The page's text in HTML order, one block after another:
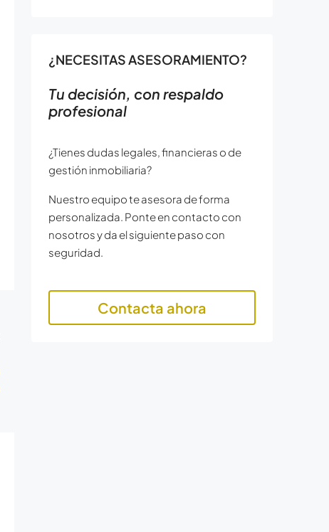
¿NECESITAS ASESORAMIENTO?
Tu decisión, con respaldo
profesional
¿Tienes dudas legales, financieras o de
gestión inmobiliaria?
Nuestro equipo te asesora de forma
personalizada. Ponte en contacto con
nosotros y da el siguiente paso con
seguridad.
Contacta ahora